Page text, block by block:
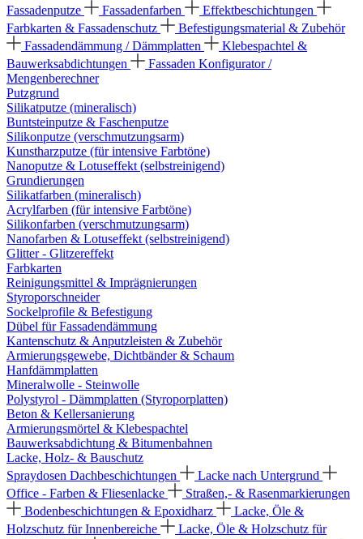
Fassadenputze
Fassadenfarben
Effektbeschichtungen
Farbkarten & Fassadenschutz
Befestigungsmaterial & Zubehör
Fassadendämmung / Dämmplatten
Klebespachtel &
Bauwerksabdichtungen
Fassaden Konfigurator /
Mengenberechner
Putzgrund
Silikatputze (mineralisch)
Buntsteinputze & Faschenputze
Silikonputze (verschmutzungsarm)
Kunstharzputze (für intensive Farbtöne)
Nanoputze & Lotuseffekt (selbstreinigend)
Grundierungen
Silikatfarben (mineralisch)
Acrylfarben (für intensive Farbtöne)
Silikonfarben (verschmutzungsarm)
Nanofarben & Lotuseffekt (selbstreinigend)
Glitter - Glitzereffekt
Farbkarten
Reinigungsmittel & Imprägnierungen
Styroporschneider
Sockelprofile & Befestigung
Dübel für Fassadendämmung
Kantenschutz & Anputzleisten & Zubehör
Armierungsgewebe, Dichtbänder & Schaum
Hanfdämmplatten
Mineralwolle - Steinwolle
Polystyrol - Dämmplatten (Styroporplatten)
Beton & Kellersanierung
Armierungsmörtel & Klebespachtel
Bauwerksabdichtung & Bitumenbahnen
Lacke, Holz- & Bauschutz
Spraydosen Dachbeschichtungen
Lacke nach Untergrund
Office - Farben & Fliesenlacke
Straßen,- & Rasenmarkierungen
Bodenbeschichtungen & Epoxidharz
Lacke, Öle &
Holzschutz für Innenbereiche
Lacke, Öle & Holzschutz für